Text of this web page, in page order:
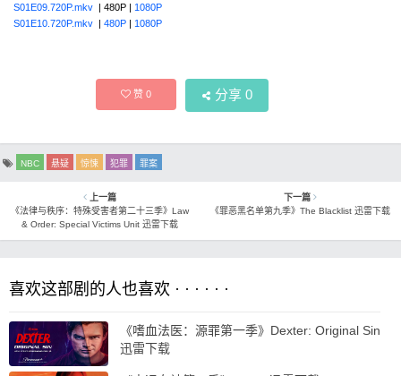
S01E09.720P.mkv | 480P | 1080P
S01E10.720P.mkv | 480P | 1080P
赞0 分享 0
NBC 悬疑 惊悚 犯罪 罪案
上一篇
《法律与秩序：特殊受害者第二十三季》Law
& Order: Special Victims Unit 迅雷下载
下一篇
《罪恶黑名单第九季》The Blacklist 迅雷下载
喜欢这部剧的人也喜欢 · · · · · ·
《嗜血法医：源罪第一季》Dexter: Original Sin
迅雷下载